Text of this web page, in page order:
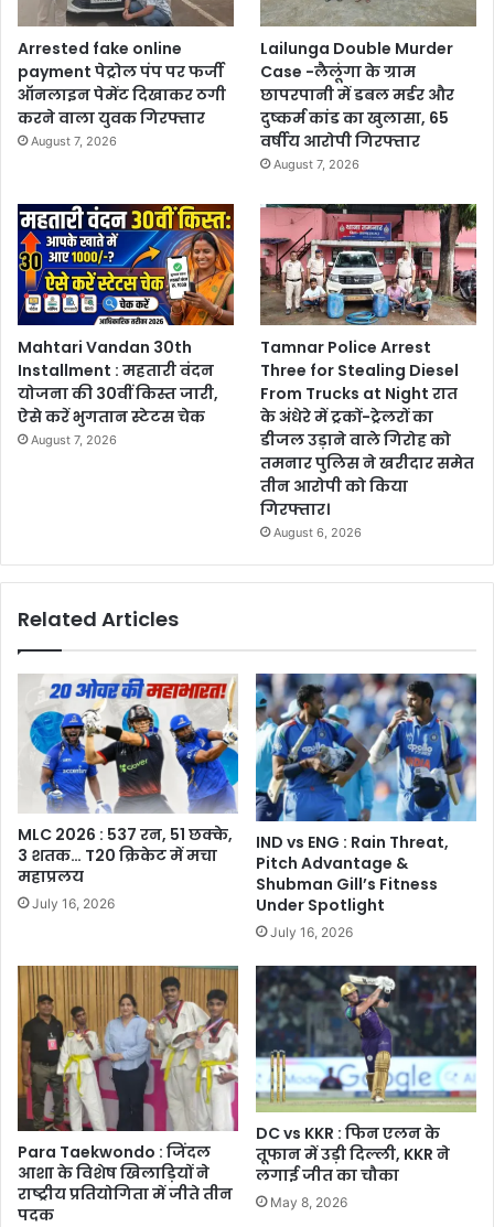
Arrested fake online
payment पेट्रोल पंप पर फर्जी
ऑनलाइन पेमेंट दिखाकर ठगी
करने वाला युवक गिरफ्तार
August 7, 2026
Lailunga Double Murder
Case -लैलूंगा के ग्राम
छापरपानी में डबल मर्डर और
दुष्कर्म कांड का खुलासा, 65
वर्षीय आरोपी गिरफ्तार
August 7, 2026
Mahtari Vandan 30th
Installment : महतारी वंदन
योजना की 30वीं किस्त जारी,
ऐसे करें भुगतान स्टेटस चेक
August 7, 2026
Tamnar Police Arrest
Three for Stealing Diesel
From Trucks at Night रात
के अंधेरे में ट्रकों-ट्रेलरों का
डीजल उड़ाने वाले गिरोह को
तमनार पुलिस ने खरीदार समेत
तीन आरोपी को किया
गिरफ्तार।
August 6, 2026
Related Articles
MLC 2026 : 537 रन, 51 छक्के,
3 शतक… T20 क्रिकेट में मचा
महाप्रलय
July 16, 2026
IND vs ENG : Rain Threat,
Pitch Advantage &
Shubman Gill’s Fitness
Under Spotlight
July 16, 2026
Para Taekwondo : जिंदल
आशा के विशेष खिलाड़ियों ने
राष्ट्रीय प्रतियोगिता में जीते तीन
पदक
DC vs KKR : फिन एलन के
तूफान में उड़ी दिल्ली, KKR ने
लगाई जीत का चौका
May 8, 2026